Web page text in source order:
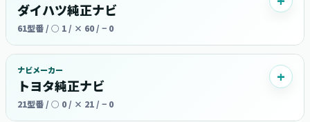
ダイハツ純正ナビ
61型番 / ○ 1 / × 60 / − 0
ナビメーカー
トヨタ純正ナビ
21型番 / ○ 0 / × 21 / − 0